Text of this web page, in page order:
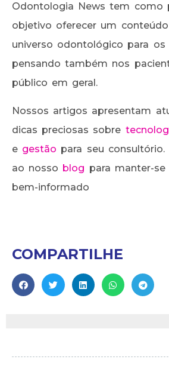
Odontologia News tem como
objetivo oferecer um
universo odontológico para os
pensando também nos
público em geral.
Nossos artigos apresentam
dicas preciosas sobre
e gestão para seu
ao nosso blog para manter-
bem-informado
COMPARTILHE